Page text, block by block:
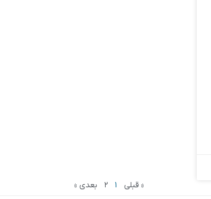
« قبلی
1
2 بعدی »